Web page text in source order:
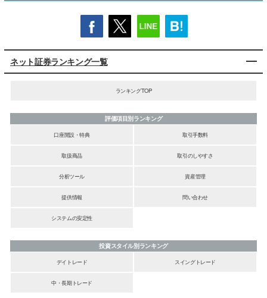
ネット証券ランキング一覧
ランキングTOP
評価項目別ランキング
口座開設・特典
取引手数料
取扱商品 取引のしやすさ
分析ツール 資産管理
提供情報 問い合わせ
システムの安定性
投資スタイル別ランキング
デイトレード
スイングトレード
中・長期トレード